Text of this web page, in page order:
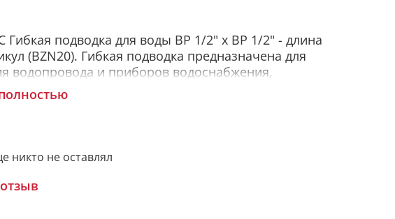
подводка для воды ВР 1/2" х ВР 1/2" - длина
(BZN20). Гибкая подводка предназначена для
водопровода и приборов водоснабжения,
использующих воду.
приборов водоснабжения любого типа. Изделие
для горячей и холодной воды.
никто не оставлял